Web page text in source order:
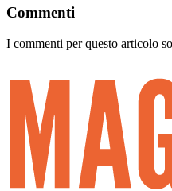
Commenti
I commenti per questo articolo